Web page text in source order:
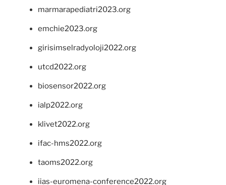
marmarapediatri2023.org
emchie2023.org
girisimselradyoloji2022.org
utcd2022.org
biosensor2022.org
ialp2022.org
klivet2022.org
ifac-hms2022.org
taoms2022.org
iias-euromena-conference2022.org